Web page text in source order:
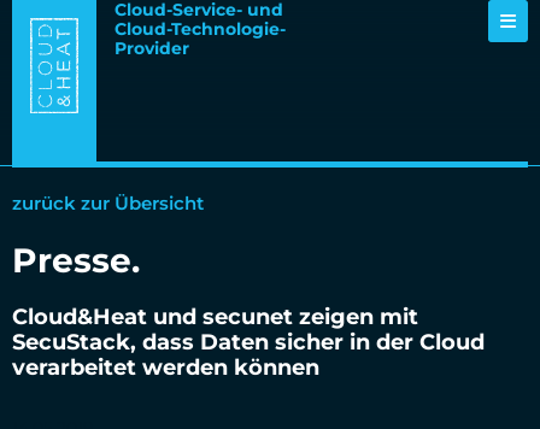
Cloud-Service- und
Cloud-Technologie-
Provider
zurück zur Übersicht
Presse.
Cloud&Heat und secunet zeigen mit
SecuStack, dass Daten sicher in der Cloud
verarbeitet werden können